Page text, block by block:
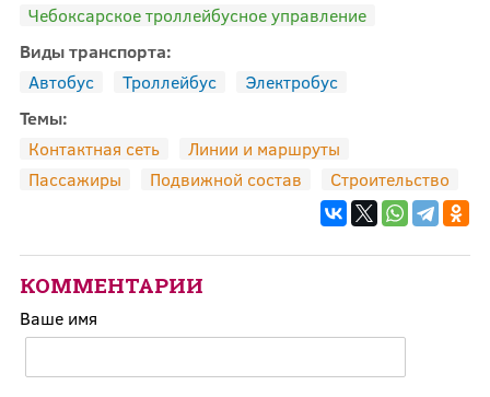
Чебоксарское троллейбусное управление
Виды транспорта:
Автобус
Троллейбус
Электробус
Темы:
Контактная сеть
Линии и маршруты
Пассажиры
Подвижной состав Строительство
КОММЕНТАРИИ
Ваше имя